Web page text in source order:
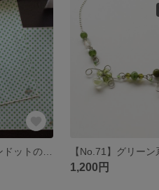
【No.070】グリーンドットのペアランチョンマット
1,200円